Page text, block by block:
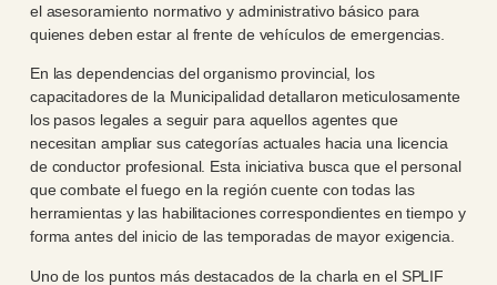
el asesoramiento normativo y administrativo básico para
quienes deben estar al frente de vehículos de emergencias.
En las dependencias del organismo provincial, los
capacitadores de la Municipalidad detallaron meticulosamente
los pasos legales a seguir para aquellos agentes que
necesitan ampliar sus categorías actuales hacia una licencia
de conductor profesional. Esta iniciativa busca que el personal
que combate el fuego en la región cuente con todas las
herramientas y las habilitaciones correspondientes en tiempo y
forma antes del inicio de las temporadas de mayor exigencia.
Uno de los puntos más destacados de la charla en el SPLIF